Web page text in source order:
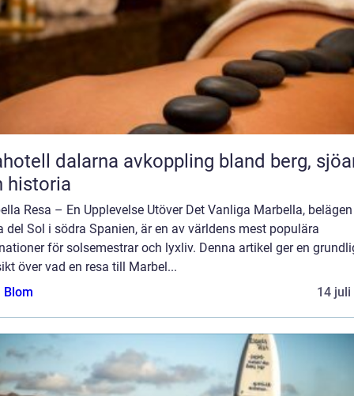
avkoppling bland berg, sjöar
historia
Resa – En Upplevelse Utöver Det Vanliga Marbella,
del Sol i södra Spanien, är en av världens mest populära
för solsemestrar och lyxliv. Denna artikel ger en
över vad en resa till Marbel...
Blom
14 juli